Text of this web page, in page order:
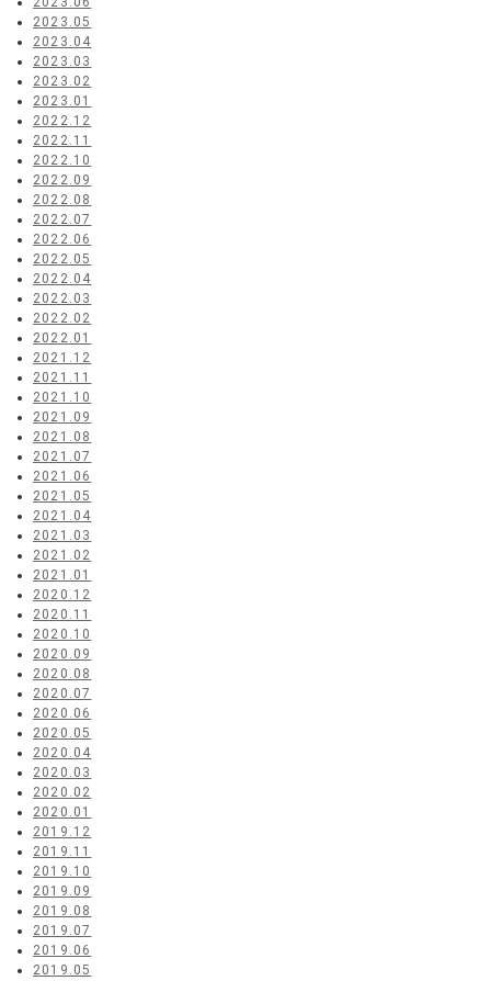
2023.05
2023.04
2023.03
2023.02
2023.01
2022.12
2022.11
2022.10
2022.09
2022.08
2022.07
2022.06
2022.05
2022.04
2022.03
2022.02
2022.01
2021.12
2021.11
2021.10
2021.09
2021.08
2021.07
2021.06
2021.05
2021.04
2021.03
2021.02
2021.01
2020.12
2020.11
2020.10
2020.09
2020.08
2020.07
2020.06
2020.05
2020.04
2020.03
2020.02
2020.01
2019.12
2019.11
2019.10
2019.09
2019.08
2019.07
2019.06
2019.05